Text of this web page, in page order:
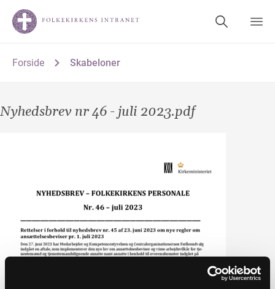
Forside Skabeloner
Nyhedsbrev nr 46 - juli 2023.pdf